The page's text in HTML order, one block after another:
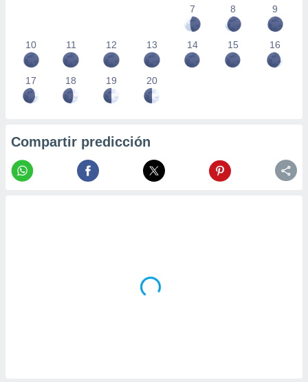
7
8 9
10 11 12 13 14 15 16
17 18 19 20
Compartir predicción